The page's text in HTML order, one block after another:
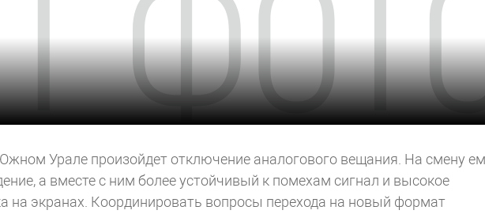
Урале произойдет отключение аналогового вещания. На смену
а вместе с ним более устойчивый к помехам сигнал и высокое
на экранах. Координировать вопросы перехода на новый формат